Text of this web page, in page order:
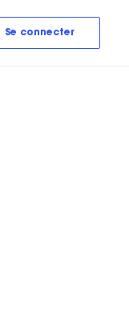
Se connecter